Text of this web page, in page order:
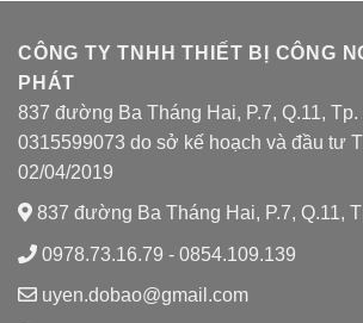
CÔNG TY TNHH THIẾT BỊ CÔNG
PHÁT
837 đường Ba Tháng Hai, P.7, Q.11, Tp.
0315599073 do sở kế hoạch và đầu tư
02/04/2019
837 đường Ba Tháng Hai, P.7, Q.11,
0978.73.16.79 - 0854.109.139
uyen.dobao@gmail.com